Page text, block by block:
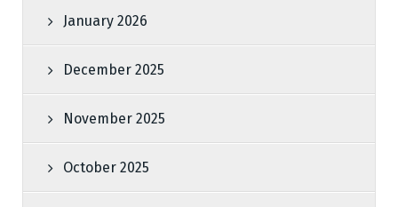
January 2026
December 2025
November 2025
October 2025